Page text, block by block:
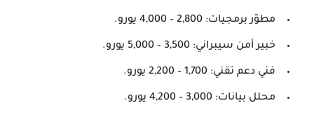
مطوّر برمجيات: 2,800 – 4,000 يورو .
خبير أمن سيبراني: 3,500 – 5,000 يورو .
فني دعم تقني: 1,700 – 2,200 يورو .
محلل بيانات: 3,000 – 4,200 يورو .